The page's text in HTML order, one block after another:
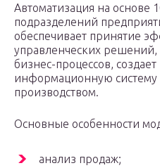
Автоматизация на основе
подразделений
обеспечивает принятие
управленческих
бизнес-процессов,
информационную систему
производством.
Основные особенности
анализ продаж;